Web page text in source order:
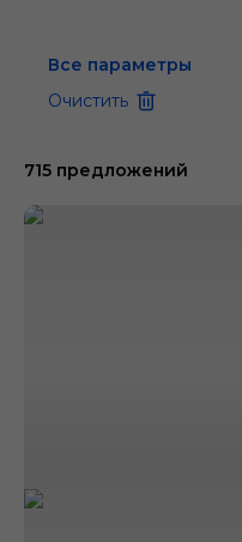
Все параметры
Очистить
715 предложений